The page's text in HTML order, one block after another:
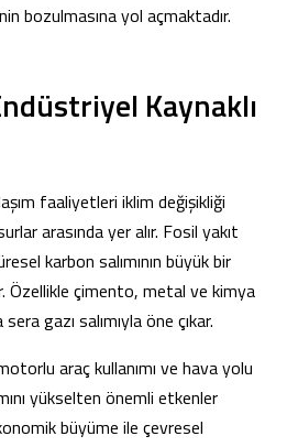
bozulmasına yol açmaktadır.
Kaynaklı
faaliyetleri iklim değişikliği
arasında yer alır. Fosil yakıt
karbon salımının büyük bir
Özellikle çimento, metal ve kimya
gazı salımıyla öne çıkar.
araç kullanımı ve hava yolu
yükselten önemli etkenler
büyüme ile çevresel